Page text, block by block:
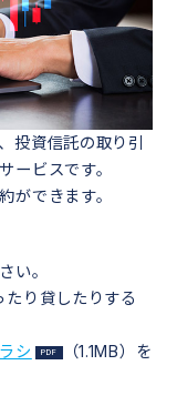
投資信託の取り引
ービスです。
ができます。
い。
り貸したりする
シ （1.1MB）
を